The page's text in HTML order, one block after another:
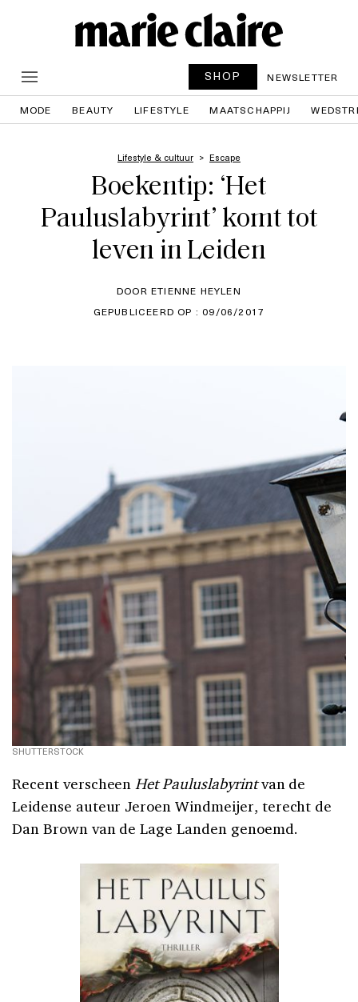
SHOP NEWSLETTER
MODE BEAUTY LIFESTYLE MAATSCHAPPIJ
Lifestyle & cultuur Escape
Boekentip: ‘Het
Pauluslabyrint’ komt tot
leven in Leiden
DOOR ETIENNE HEYLEN
GEPUBLICEERD OP : 09/06/2017
SHUTTERSTOCK
Recent verscheenHet Pauluslabyrintvan de
Leidense auteur Jeroen Windmeijer, terecht de
Dan Brown van de Lage Landen genoemd.